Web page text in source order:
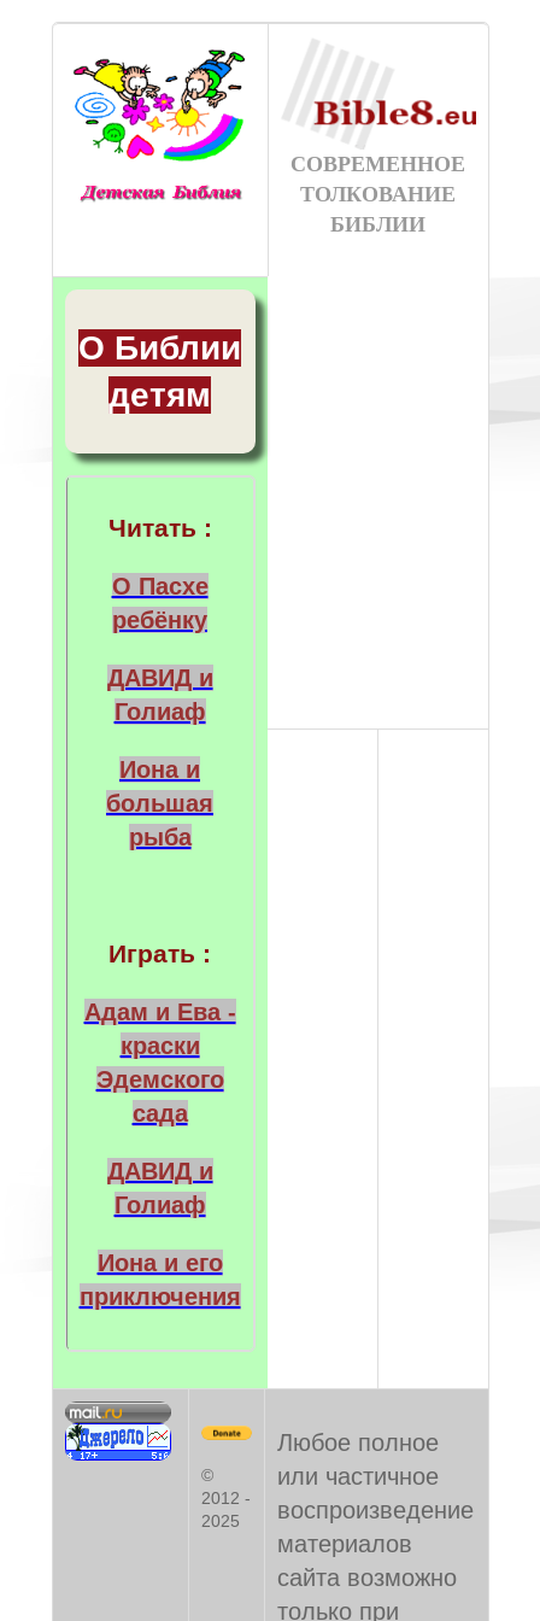
СОВРЕМЕННОЕ
ТОЛКОВАНИЕ
БИБЛИИ
О Библии
детям
Читать :
О Пасхе
ребёнку
ДАВИД и
Голиаф
Иона и
большая
рыба
Играть :
Адам и Ева -
краски
Эдемского
сада
ДАВИД и
Голиаф
Иона и его
приключения
©
2012 -
2025
Любое полное
или частичное
воспроизведение
материалов
сайта возможно
только при